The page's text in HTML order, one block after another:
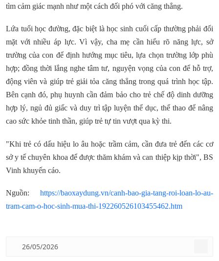
tìm cảm giác mạnh như một cách đối phó với căng thẳng.
Lứa tuổi học đường, đặc biệt là học sinh cuối cấp thường phải đối
mặt với nhiều áp lực. Vì vậy, cha mẹ cần hiểu rõ năng lực, sở
trường của con để định hướng mục tiêu, lựa chọn trường lớp phù
hợp; đồng thời lắng nghe tâm tư, nguyện vọng của con để hỗ trợ,
động viên và giúp trẻ giải tỏa căng thẳng trong quá trình học tập.
Bên cạnh đó, phụ huynh cần đảm bảo cho trẻ chế độ dinh dưỡng
hợp lý, ngủ đủ giấc và duy trì tập luyện thể dục, thể thao để nâng
cao sức khỏe tinh thần, giúp trẻ tự tin vượt qua kỳ thi.
"Khi trẻ có dấu hiệu lo âu hoặc trầm cảm, cần đưa trẻ đến các cơ
sở y tế chuyên khoa để được thăm khám và can thiệp kịp thời", BS
Vinh khuyến cáo.
Nguồn: https://baoxaydung.vn/canh-bao-gia-tang-roi-loan-lo-au-
tram-cam-o-hoc-sinh-mua-thi-192260526103455462.htm
26/05/2026